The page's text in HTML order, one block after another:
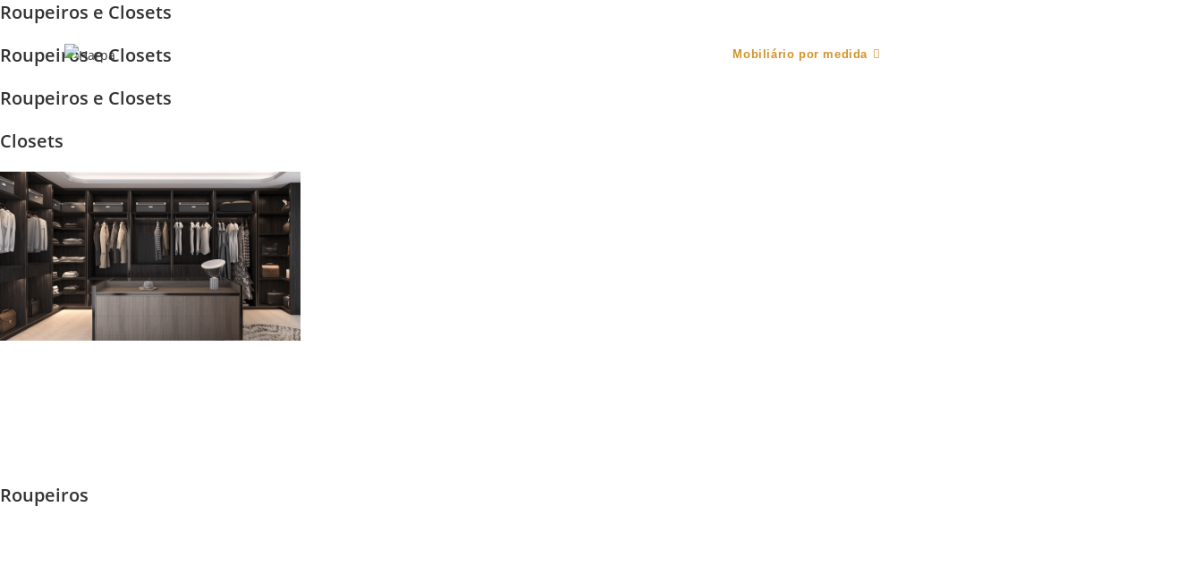
Skip
content
Mobiliário por medida
Roupeiros e Closets
Roupeiros e Closets
Roupeiros e Closets
Closets
Roupeiros